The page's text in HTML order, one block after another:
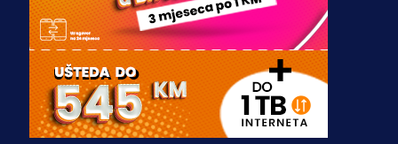
3 sedmica 3 dan
Premijer liga BiH
Misimović priveden: SIPA ga tereti
za pranje novca, pretresaju
prostorije FK Borac!